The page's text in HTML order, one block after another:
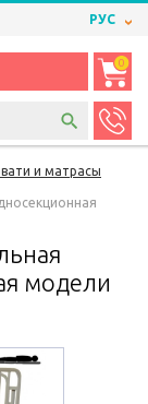
РУС
0
и матрасы
модели